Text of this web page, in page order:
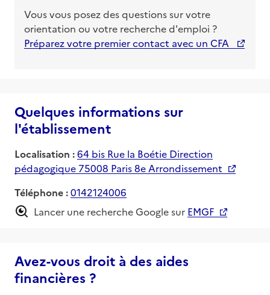
Vous vous posez des questions sur votre
orientation ou votre recherche d'emploi ?
Préparez votre premier contact avec un CFA
Quelques informations sur
l'établissement
Localisation :64 bis Rue la Boétie Direction
pédagogique 75008 Paris 8e Arrondissement
Téléphone :0142124006
Lancer une recherche Google sur EMGF
Avez-vous droit à des aides
financières ?